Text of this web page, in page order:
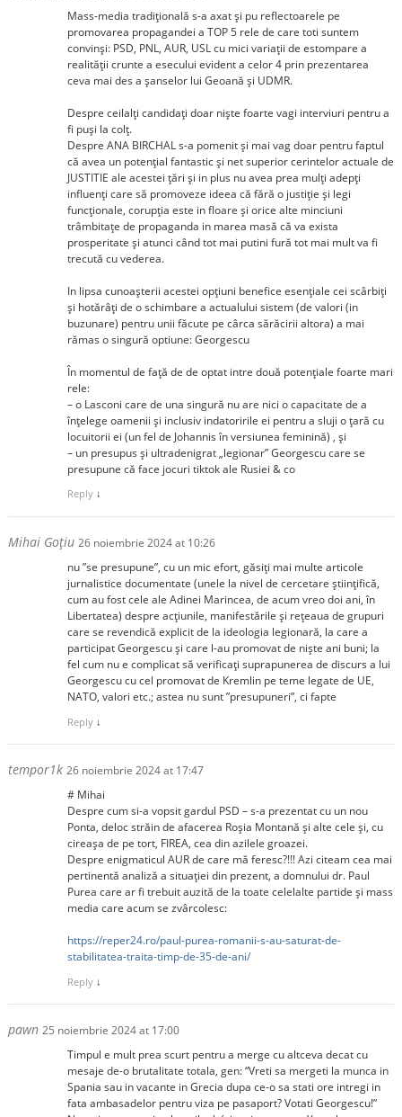
Mass-media tradițională s-a axat și pu reflectoarele pe
promovarea propagandei a TOP 5 rele de care toti suntem
convinși: PSD, PNL, AUR, USL cu mici variații de estompare a
realității crunte a esecului evident a celor 4 prin prezentarea
ceva mai des a șanselor lui Geoană și UDMR.
Despre ceilalți candidați doar niște foarte vagi interviuri pentru a
fi puși la colț.
Despre ANA BIRCHAL s-a pomenit și mai vag doar pentru faptul
că avea un potențial fantastic și net superior cerintelor actuale de
JUSTITIE ale acestei țări și in plus nu avea prea mulți adepți
influenți care să promoveze ideea că fără o justiție și legi
funcționale, corupția este in floare și orice alte minciuni
trâmbitațe de propaganda in marea masă că va exista
prosperitate și atunci când tot mai putini fură tot mai mult va fi
trecută cu vederea.
In lipsa cunoașterii acestei opțiuni benefice esențiale cei scârbiți
și hotărâți de o schimbare a actualului sistem (de valori (in
buzunare) pentru unii făcute pe cârca sărăcirii altora) a mai
rămas o singură optiune: Georgescu
În momentul de față de de optat intre două potențiale foarte mari
rele:
– o Lasconi care de una singură nu are nici o capacitate de a
înțelege oamenii și inclusiv indatoririle ei pentru a sluji o țară cu
locuitorii ei (un fel de Johannis în versiunea feminină) , și
– un presupus și ultradenigrat „legionar” Georgescu care se
presupune că face jocuri tiktok ale Rusiei & co
Reply ↓
Mihai Goțiu 26 noiembrie 2024 at 10:26
nu ”se presupune”, cu un mic efort, găsiți mai multe articole
jurnalistice documentate (unele la nivel de cercetare științifică,
cum au fost cele ale Adinei Marincea, de acum vreo doi ani, în
Libertatea) despre acțiunile, manifestările și rețeaua de grupuri
care se revendică explicit de la ideologia legionară, la care a
participat Georgescu și care l-au promovat de niște ani buni; la
fel cum nu e complicat să verificați suprapunerea de discurs a lui
Georgescu cu cel promovat de Kremlin pe teme legate de UE,
NATO, valori etc.; astea nu sunt ”presupuneri”, ci fapte
Reply ↓
tempor1k 26 noiembrie 2024 at 17:47
# Mihai
Despre cum si-a vopsit gardul PSD – s-a prezentat cu un nou
Ponta, deloc străin de afacerea Roșia Montană și alte cele și, cu
cireașa de pe tort, FIREA, cea din azilele groazei.
Despre enigmaticul AUR de care mă feresc?!!! Azi citeam cea mai
pertinentă analiză a situației din prezent, a domnului dr. Paul
Purea care ar fi trebuit auzită de la toate celelalte partide și mass
media care acum se zvârcolesc:
https://reper24.ro/paul-purea-romanii-s-au-saturat-de-
stabilitatea-traita-timp-de-35-de-ani/
Reply ↓
pawn 25 noiembrie 2024 at 17:00
Timpul e mult prea scurt pentru a merge cu altceva decat cu
mesaje de-o brutalitate totala, gen: “Vreti sa mergeti la munca in
Spania sau in vacante in Grecia dupa ce-o sa stati ore intregi in
fata ambasadelor pentru viza pe pasaport? Votati Georgescu!”